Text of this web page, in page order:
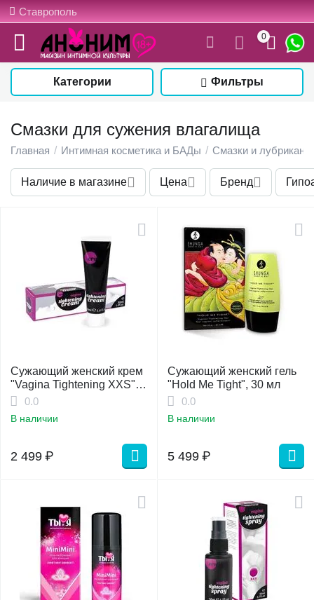
Ставрополь
0
Категории Фильтры
Смазки для сужения влагалища
Главная / Интимная косметика и БАДы / Смазки и
Наличие в магазине Цена Бренд
Сужающий женский крем
"Vagina Tightening XXS",
30 мл
0.0
В наличии
2 499 ₽
Сужающий женский гель
"Hold Me Tight", 30 мл
0.0
В наличии
5 499 ₽